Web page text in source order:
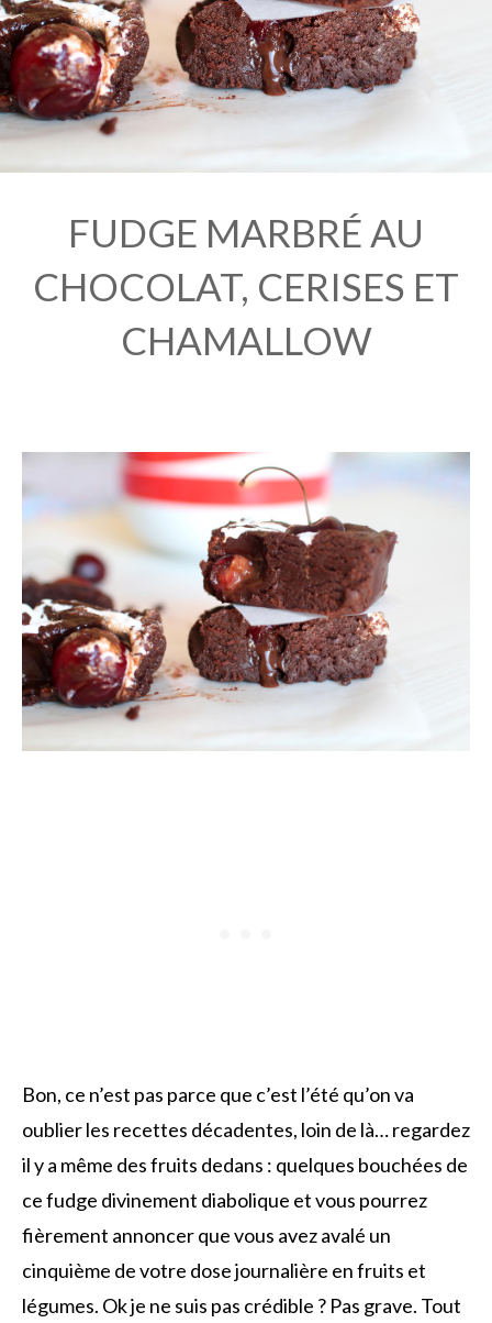
FUDGE MARBRÉ AU
CHOCOLAT, CERISES ET
CHAMALLOW
Bon, ce n’est pas parce que c’est l’été qu’on va
oublier les recettes décadentes, loin de là… regardez
il y a même des fruits dedans : quelques bouchées de
ce fudge divinement diabolique et vous pourrez
fièrement annoncer que vous avez avalé un
cinquième de votre dose journalière en fruits et
légumes. Ok je ne suis pas crédible ? Pas grave. Tout